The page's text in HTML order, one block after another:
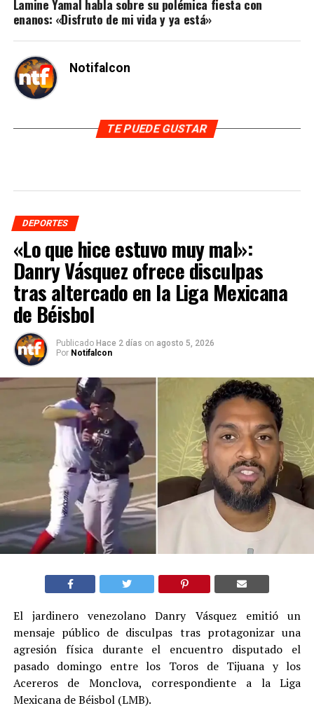
Lamine Yamal habla sobre su polémica fiesta con
enanos: «Disfruto de mi vida y ya está»
Notifalcon
TE PUEDE GUSTAR
DEPORTES
«Lo que hice estuvo muy mal»:
Danry Vásquez ofrece disculpas
tras altercado en la Liga Mexicana
de Béisbol
Publicado Hace 2 días on agosto 5, 2026
Por Notifalcon
El jardinero venezolano Danry Vásquez emitió un
mensaje público de disculpas tras protagonizar una
agresión física durante el encuentro disputado el
pasado domingo entre los Toros de Tijuana y los
Acereros de Monclova, correspondiente a la Liga
Mexicana de Béisbol (LMB).